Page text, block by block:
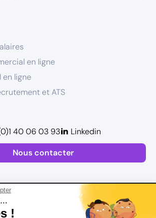
!
en ligne
en ligne
et ATS
Nous contacter
40 06 03 93 Linkedin